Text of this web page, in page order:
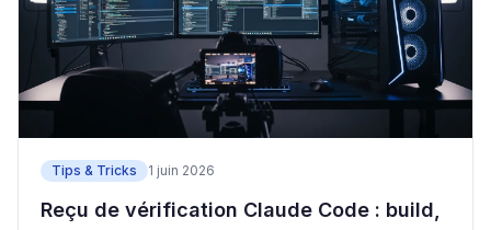
Tips & Tricks 1 juin 2026
Reçu de vérification Claude Code : build,